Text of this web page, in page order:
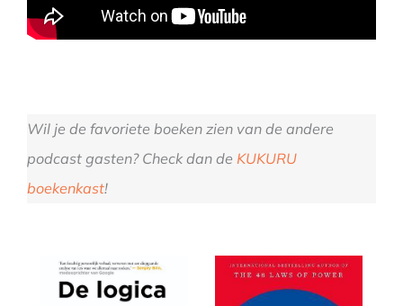
Wil je de favoriete boeken zien van de andere
podcast gasten? Check dan de KUKURU
boekenkast!